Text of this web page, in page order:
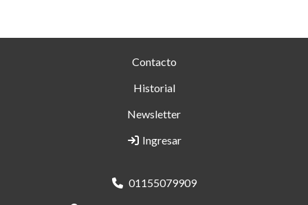
Contacto
Historial
Newsletter
Ingresar
01155079909